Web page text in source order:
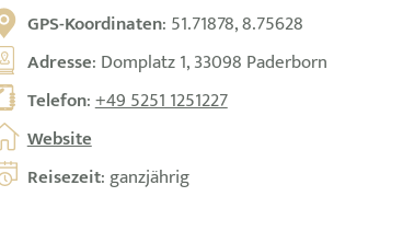
GPS-Koordinaten: 51.71878, 8.75628
Adresse: Domplatz 1, 33098 Paderborn
Telefon:+49 5251 1251227
Website
Reisezeit: ganzjährig